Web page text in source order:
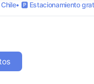
• 🅿️ Estacionamiento